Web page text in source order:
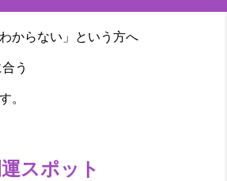
からない」という方へ
う
。
スポット